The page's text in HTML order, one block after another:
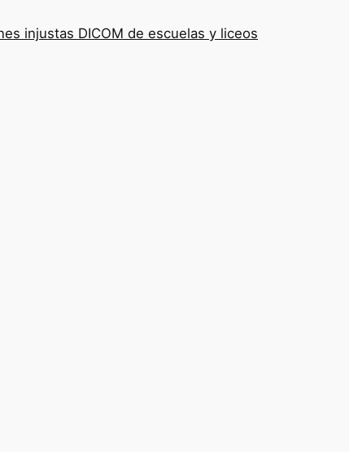
injustas DICOM de escuelas y liceos